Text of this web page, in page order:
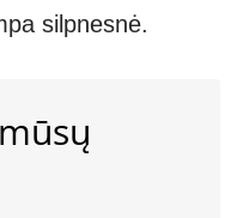
silpnesnė.